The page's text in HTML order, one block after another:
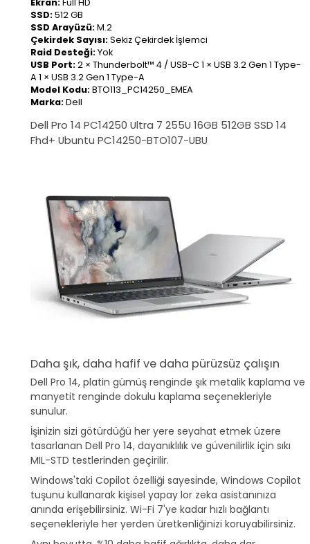
Ekran:Full HD
SSD:512 GB
SSD Arayüzü:M.2
Çekirdek Sayısı:Sekiz Çekirdek İşlemci
Raid Desteği:Yok
USB Port:2 × Thunderbolt™ 4 / USB-C 1 × USB 3.2 Gen 1 Type-
A 1 × USB 3.2 Gen 1 Type-A
Model Kodu:BTO113_PC14250_EMEA
Marka:Dell
Dell Pro 14 PC14250 Ultra 7 255U 16GB 512GB SSD 14
Fhd+ Ubuntu PC14250-BTO107-UBU
Daha şık, daha hafif ve daha pürüzsüz çalışın
Dell Pro 14, platin gümüş renginde şık metalik kaplama ve
manyetit renginde dokulu kaplama seçenekleriyle
sunulur.
İşinizin sizi götürdüğü her yere seyahat etmek üzere
tasarlanan Dell Pro 14, dayanıklılık ve güvenilirlik için sıkı
MIL-STD testlerinden geçirilir.
Windows'taki Copilot özelliği sayesinde, Windows Copilot
tuşunu kullanarak kişisel yapay lor zeka asistanınıza
anında erişebilirsiniz. Wi-Fi 7'ye kadar hızlı bağlantı
seçenekleriyle her yerden üretkenliğinizi koruyabilirsiniz.